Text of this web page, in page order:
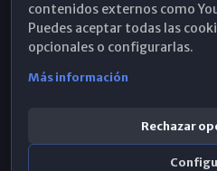
WhatsApp
contenidos externos como
Puedes aceptar todas las
opcionales o configurarlas.
Más información
Rechazar